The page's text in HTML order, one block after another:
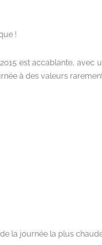
!
est accablante, avec
à des valeurs
la journée la plus